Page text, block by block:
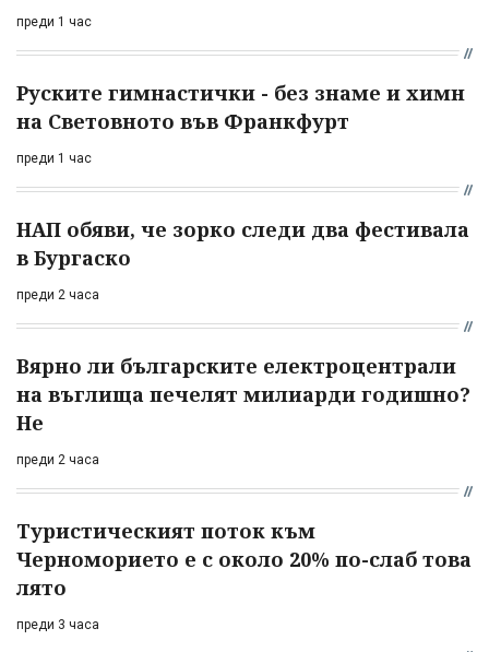
преди 1 час
Руските гимнастички - без знаме и химн
на Световното във Франкфурт
преди 1 час
НАП обяви, че зорко следи два фестивала
в Бургаско
преди 2 часа
Вярно ли българските електроцентрали
на въглища печелят милиарди годишно?
Не
преди 2 часа
Туристическият поток към
Черноморието е с около 20% по-слаб това
лято
преди 3 часа